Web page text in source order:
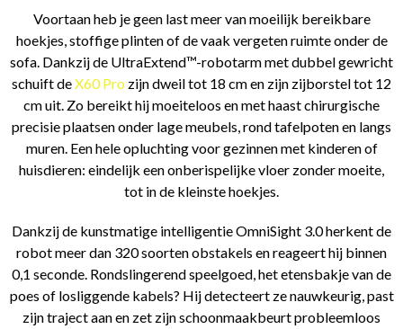
Voortaan heb je geen last meer van moeilijk bereikbare
hoekjes, stoffige plinten of de vaak vergeten ruimte onder de
sofa. Dankzij de UltraExtend™-robotarm met dubbel gewricht
schuift deX60 Pro zijn dweil tot 18 cm en zijn zijborstel tot 12
cm uit. Zo bereikt hij moeiteloos en met haast chirurgische
precisie plaatsen onder lage meubels, rond tafelpoten en langs
muren. Een hele opluchting voor gezinnen met kinderen of
huisdieren: eindelijk een onberispelijke vloer zonder moeite,
tot in de kleinste hoekjes.
Dankzij de kunstmatige intelligentie OmniSight 3.0 herkent de
robot meer dan 320 soorten obstakels en reageert hij binnen
0,1 seconde. Rondslingerend speelgoed, het etensbakje van de
poes of losliggende kabels? Hij detecteert ze nauwkeurig, past
zijn traject aan en zet zijn schoonmaakbeurt probleemloos